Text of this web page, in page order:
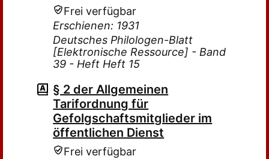
Frei verfügbar
Erschienen: 1931
Deutsches Philologen-Blatt
[Elektronische Ressource] - Band
39 - Heft Heft 15
§ 2 der Allgemeinen
Tarifordnung für
Gefolgschaftsmitglieder im
öffentlichen Dienst
Frei verfügbar